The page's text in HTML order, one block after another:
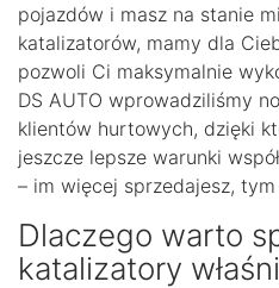
pojazdów i masz na stanie
katalizatorów, mamy dla
pozwoli Ci maksymalnie
DS AUTO wprowadziliśmy
klientów hurtowych, dzięki
jeszcze lepsze warunki
– im więcej sprzedajesz,
Dlaczego warto
katalizatory